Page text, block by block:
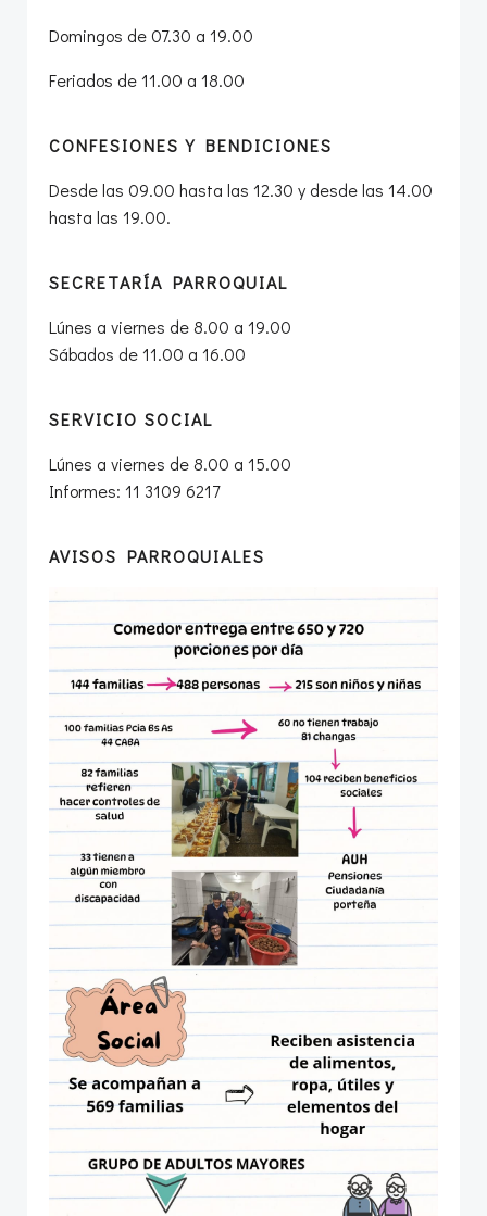
Domingos de 07.30 a 19.00
Feriados de 11.00 a 18.00
CONFESIONES Y BENDICIONES
Desde las 09.00 hasta las 12.30 y desde las 14.00
hasta las 19.00.
SECRETARÍA PARROQUIAL
Lúnes a viernes de 8.00 a 19.00
Sábados de 11.00 a 16.00
SERVICIO SOCIAL
Lúnes a viernes de 8.00 a 15.00
Informes: 11 3109 6217
AVISOS PARROQUIALES